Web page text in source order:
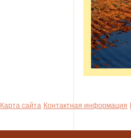
Карта сайта Контактная информация